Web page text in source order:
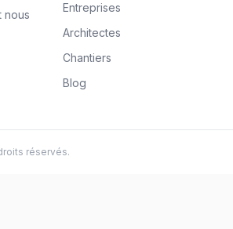
nous
Entreprises
Architectes
Chantiers
Blog
réservés.